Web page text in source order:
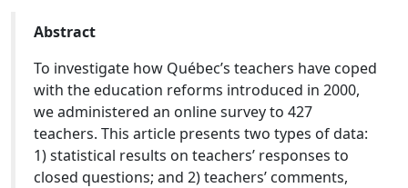
Abstract
To investigate how Québec’s teachers have coped
with the education reforms introduced in 2000,
we administered an online survey to 427
teachers. This article presents two types of data:
1) statistical results on teachers’ responses to
closed questions; and 2) teachers’ comments,